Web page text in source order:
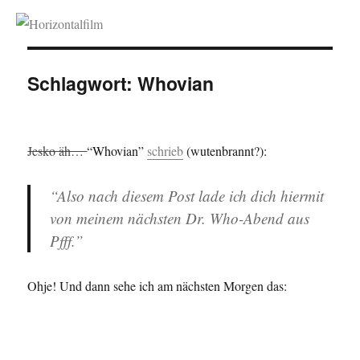
Horizontalfilm
Schlagwort:Whovian
Jesko äh…“Whovian” schrieb(wutenbrannt?):
“Also nach diesem Post lade ich dich hiermit
von meinem nächsten Dr. Who-Abend aus
Pfff.”
Ohje! Und dann sehe ich am nächsten Morgen das: